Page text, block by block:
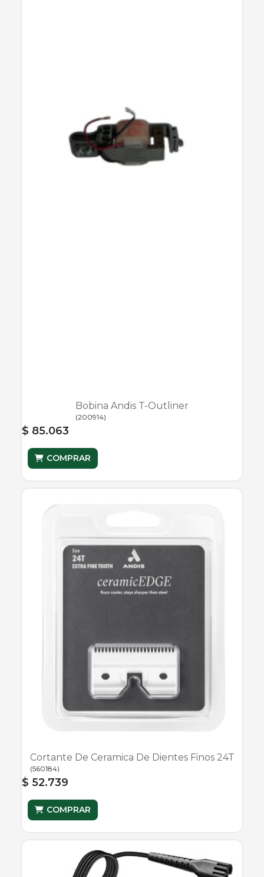
Bobina Andis T-Outliner
(200914)
$ 85.063
COMPRAR
Cortante De Ceramica De Dientes Finos 24T
(560184)
$ 52.739
COMPRAR